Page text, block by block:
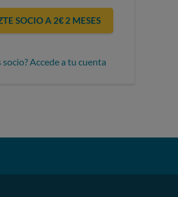
SOCIO A 2€ 2 MESES
socio? Accede a tu cuenta